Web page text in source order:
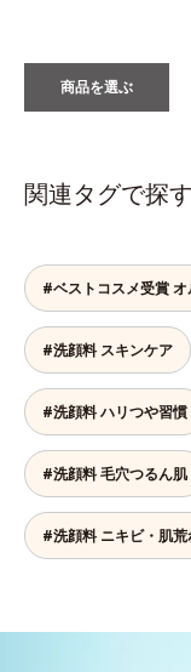
商品を選ぶ
関連タグで探す
#ベストコスメ受賞 オ
#洗顔料 スキンケア
#洗顔料 ハリつや習慣
#洗顔料 毛穴つるん肌
#洗顔料 ニキビ・肌